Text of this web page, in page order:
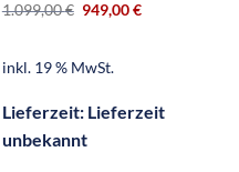
1.099,00€ 949,00€
inkl. 19 % MwSt.
Lieferzeit: Lieferzeit
unbekannt